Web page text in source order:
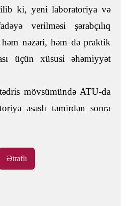
ki, yeni laboratoriya və
verilməsi şərabçılıq
həm nəzəri, həm də praktik
üçün xüsusi əhəmiyyət
mövsümündə ATU-da
əsaslı təmirdən sonra
Ətraflı